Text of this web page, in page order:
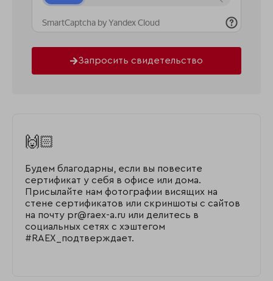
Запросить свидетельство
🙌🏻
Будем благодарны, если вы повесите
сертификат у себя в офисе или дома.
Присылайте нам фотографии висящих на
стене сертификатов или скриншоты с сайтов
на почту pr@raex-a.ru или делитесь в
социальных сетях с хэштегом
#RAEX_подтверждает.